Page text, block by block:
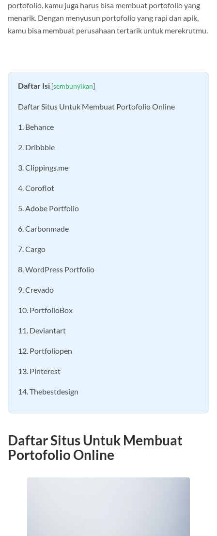
portofolio, kamu juga harus bisa membuat portofolio yang
menarik. Dengan menyusun portofolio yang rapi dan apik,
kamu bisa membuat perusahaan tertarik untuk merekrutmu.
Daftar Isi [sembunyikan]
Daftar Situs Untuk Membuat Portofolio Online
1. Behance
2. Dribbble
3. Clippings.me
4. Coroflot
5. Adobe Portfolio
6. Carbonmade
7. Cargo
8. WordPress Portfolio
9. Crevado
10. PortfolioBox
11. Deviantart
12. Portfoliopen
13. Pinterest
14. Thebestdesign
Daftar Situs Untuk Membuat
Portofolio Online